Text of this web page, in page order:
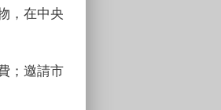
，在中央
；邀請市